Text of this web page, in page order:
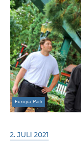
Europa-Park
2. JULI 2021